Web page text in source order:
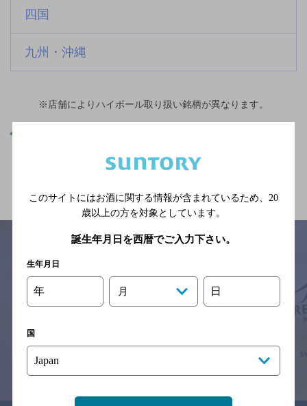
四国
九州・沖縄
※店舗によりハイボール取り扱い銘柄が異なります。
関連ページ
サイトマップ ご意見・ご感想 利用規約
このサイトにはお酒に関する情報が含まれているため、 20
歳以上の方を対象としています。
誕生年月日を西暦でご入力下さい。
生年月日
年 月 日
国